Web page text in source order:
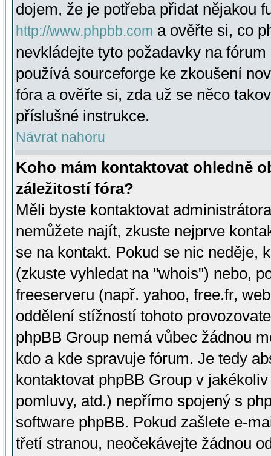
dojem, že je potřeba přidat nějakou
http://www.phpbb.com a ověřte si, co
nevkládejte tyto požadavky na
používá sourceforge ke zkoušení
fóra a ověřte si, zda už se něco
příslušné instrukce.
Návrat nahoru
Koho mám kontaktovat ohledně
záležitostí fóra?
Měli byste kontaktovat
nemůžete najít, zkuste nejprve
se na kontakt. Pokud se nic neděje,
(zkuste vyhledat na "whois") nebo,
freeserveru (např. yahoo, free.fr,
oddělení stížností tohoto
phpBB Group nemá vůbec žádnou
kdo a kde spravuje fórum. Je tedy
kontaktovat phpBB Group v
pomluvy, atd.) nepřímo spojený s
software phpBB. Pokud zašlete e-
třetí stranou, neočekávejte žádnou